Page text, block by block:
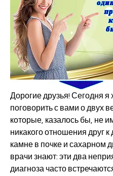
Дорогие друзья! Сегодня я
поговорить с вами о двух
которые, казалось бы, не
никакого отношения друг к
камне в почке и сахарном
врачи знают: эти два
диагноза часто